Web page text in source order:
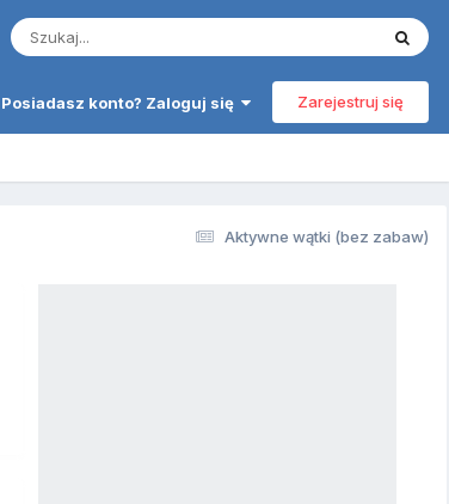
Posiadasz konto? Zaloguj się Zarejestruj się
Aktywne wątki (bez zabaw)